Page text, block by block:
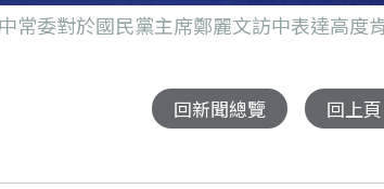
常委對於國民黨主席鄭麗文訪中表達高度
回新聞總覽 回上頁